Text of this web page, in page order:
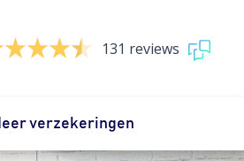
131 reviews
verzekeringen